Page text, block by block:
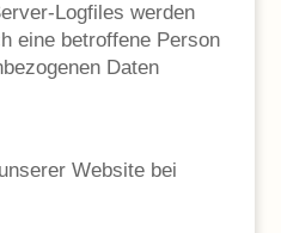
Logfiles werden
eine betroffene Person
Daten
Website bei